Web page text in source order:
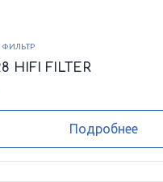
HIFI FILTER
Подробнее